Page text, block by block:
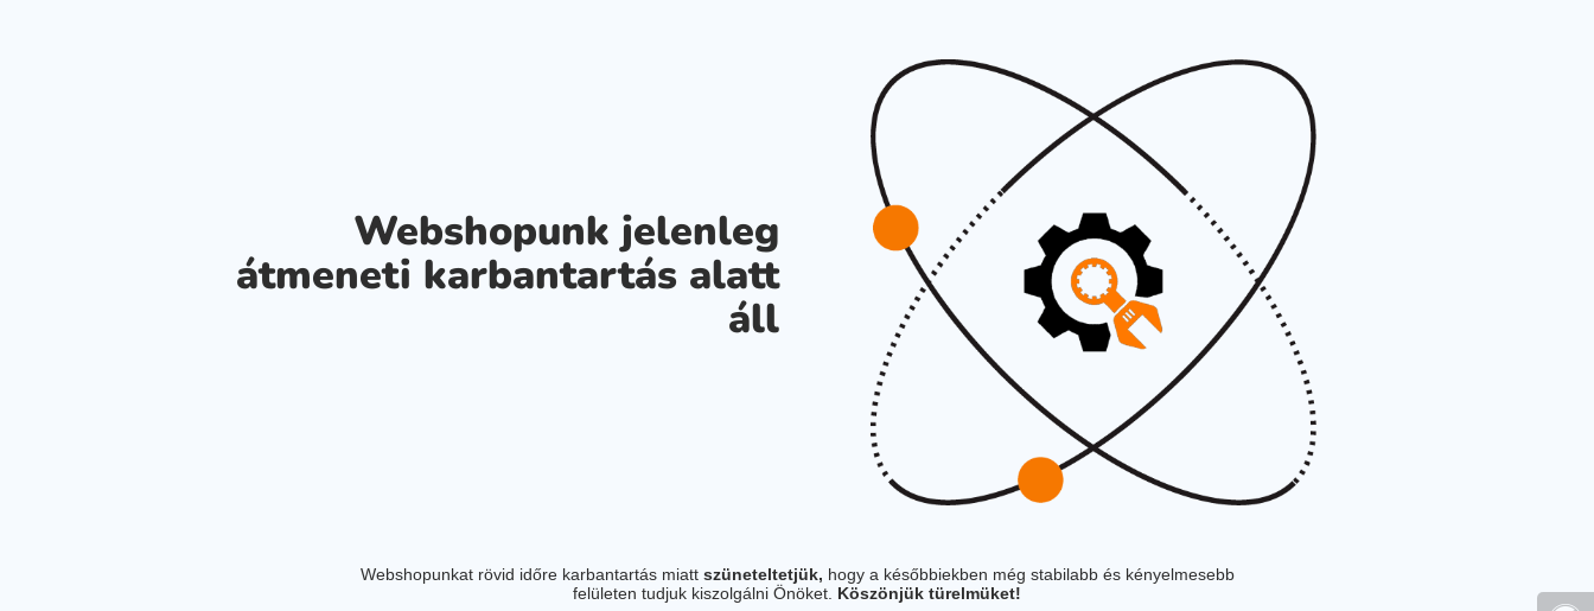
Webshopunk jelenleg
átmeneti karbantartás alatt
áll
Webshopunkat rövid időre karbantartás miatt szüneteltetjük, hogy a későbbiekben még stabilabb és kényelmesebb
felületen tudjuk kiszolgálni Önöket. Köszönjük türelmüket!